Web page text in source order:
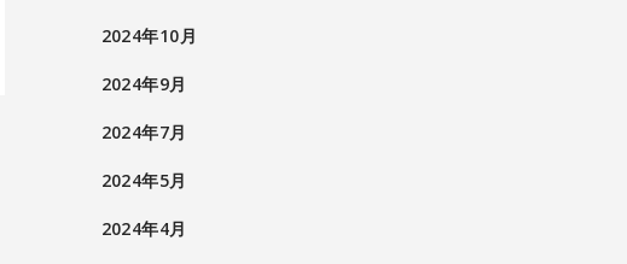
2024年10月
2024年9月
2024年7月
2024年5月
2024年4月